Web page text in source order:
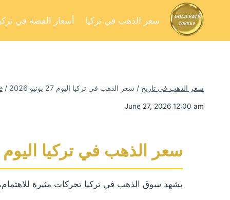
أسعار الفضة في سعر الذهب في تركيا
/ سعر الذهب في تاريخ / سعر الذهب في تركيا اليوم 27 يونيو 2026
June 27, 2026 12:00 am
سعر الذهب في تركيا اليوم 27 يونيو
يشهد سوق الذهب في تركيا تحركات مثيرة